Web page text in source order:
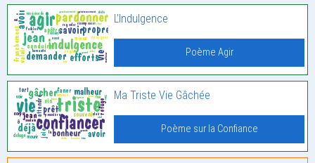
L’Indulgence
Poème Agir
Ma Triste Vie Gâchée
Poème sur la Confiance